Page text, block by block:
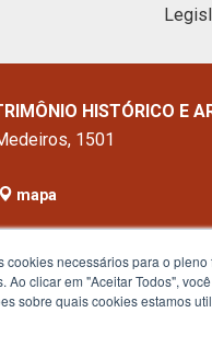
HISTÓRICO E
1501
mapa
cookies necessários para o
Ao clicar em "Aceitar Todos",
sobre quais cookies estamos